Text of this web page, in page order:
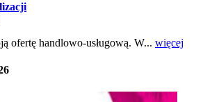
ofertę handlowo-usługową. W... więcej